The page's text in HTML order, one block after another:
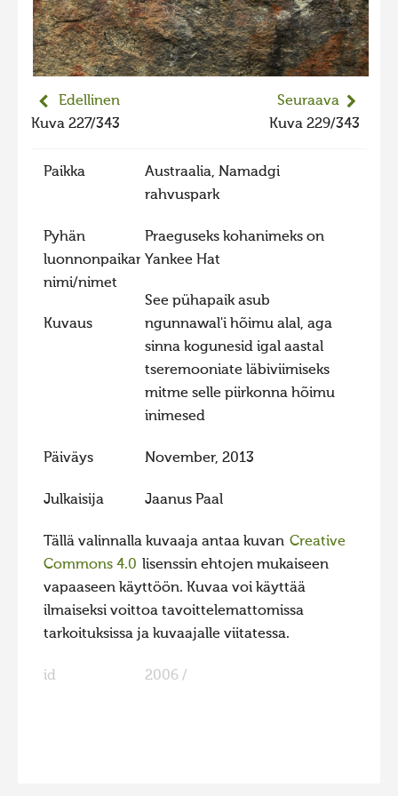
2023 kuvakilpailu lisä
Liikkuvat kuvat 2023
Hiite kuvavõistlus 2022
Hiite kuvavõistlus 2021
Hiite kuvavõistlus 2020
Liikkuvat kuvat 2020
Hiite kuvavõistlus 2019
Hiite kuvavõistlus 2018
Hiite kuvavõistlus 2016
Hiite kuvavõistlus 2015
Hiite kuvavõistlus 2014
Hiite kuvavõistlus 2011
Hiite kuvavõistlus 2009
Hiite kuvavõistlus 2008
Edellinen
Kuva 227/343
Seuraava
Kuva 229/343
Paikka
Austraalia, Namadgi
rahvuspark
Pyhän
luonnonpaikan
nimi/nimet
Praeguseks kohanimeks on
Yankee Hat
Kuvaus
See pühapaik asub
ngunnawal'i hõimu alal, aga
sinna kogunesid igal aastal
tseremooniate läbiviimiseks
mitme selle piirkonna hõimu
inimesed
Päiväys November, 2013
Julkaisija Jaanus Paal
Tällä valinnalla kuvaaja antaa kuvan Creative
Commons 4.0 lisenssin ehtojen mukaiseen
vapaaseen käyttöön. Kuvaa voi käyttää
ilmaiseksi voittoa tavoittelemattomissa
tarkoituksissa ja kuvaajalle viitatessa.
id 2006 /